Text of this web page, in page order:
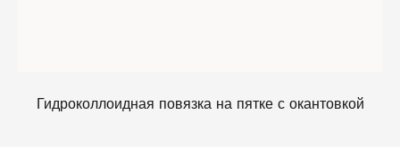
Гидроколлоидная повязка на пятке с окантовкой